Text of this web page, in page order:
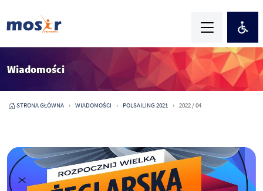
Wiadomości
STRONA GŁÓWNA WIADOMOŚCI POLSAILING 2021 2022 / 04